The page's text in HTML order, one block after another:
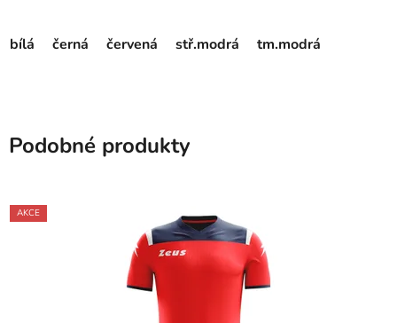
bílá černá červená stř.modrá tm.modrá
Podobné produkty
AKCE